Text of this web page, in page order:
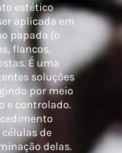
estético
aplicada em
papada (o
flancos,
É uma
soluções
por meio
e controlado.
de
delas.